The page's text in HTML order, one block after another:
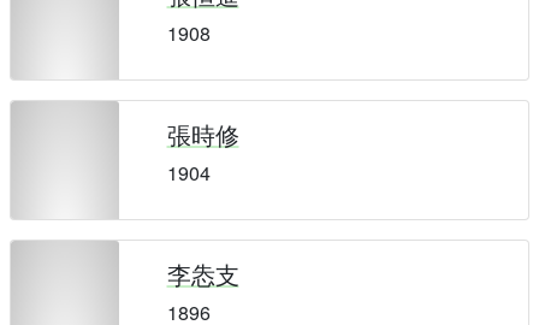
1908
張時修
1904
李怣支
1896